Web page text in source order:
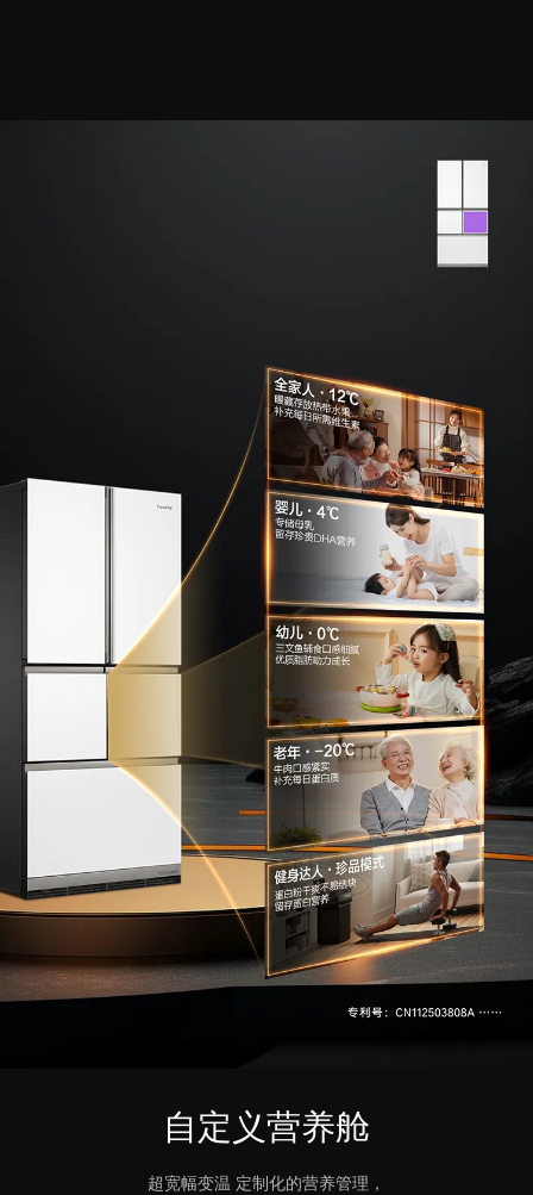
自定义营养舱
超宽幅变温 定制化的营养管理，